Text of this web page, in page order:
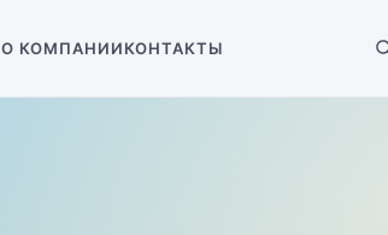
О КОМПАНИИКОНТАКТЫ